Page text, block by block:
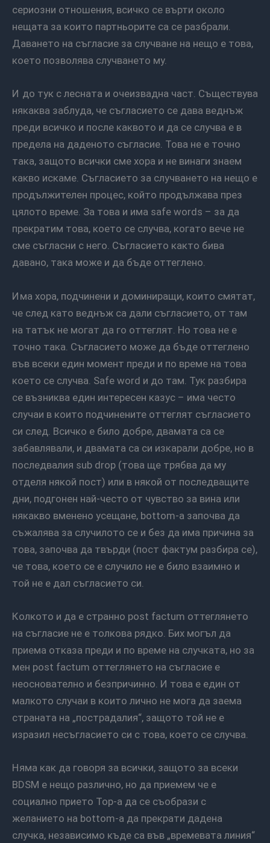
сериозни отношения, всичко се върти около
нещата за които партньорите са се разбрали.
Даването на съгласие за случване на нещо е това,
което позволява случването му.
И до тук с лесната и очеизвадна част. Съществува
някаква заблуда, че съгласието се дава веднъж
преди всичко и после каквото и да се случва е в
предела на даденото съгласие. Това не е точно
така, защото всички сме хора и не винаги знаем
какво искаме. Съгласието за случването на нещо е
продължителен процес, който продължава през
цялото време. За това и има safe words – за да
прекратим това, което се случва, когато вече не
сме съгласни с него. Съгласието както бива
давано, така може и да бъде оттеглено.
Има хора, подчинени и доминиращи, които смятат,
че след като веднъж са дали съгласието, от там
на татък не могат да го оттеглят. Но това не е
точно така. Съгласието може да бъде оттеглено
във всеки един момент преди и по време на това
което се случва. Safe word и до там. Тук разбира
се възниква един интересен казус – има често
случаи в които подчинените оттеглят съгласието
си след. Всичко е било добре, двамата са се
забавлявали, и двамата са си изкарали добре, но в
последвалия sub drop (това ще трябва да му
отделя някой пост) или в някой от последващите
дни, подгонен най-често от чувство за вина или
някакво вменено усещане, bottom-a започва да
съжалява за случилото се и без да има причина за
това, започва да твърди (пост фактум разбира се),
че това, което се е случило не е било взаимно и
той не е дал съгласието си.
Колкото и да е странно post factum оттеглянето
на съгласие не е толкова рядко. Бих могъл да
приема отказа преди и по време на случката, но за
мен post factum оттеглянето на съгласие е
неоснователно и безпричинно. И това е един от
малкото случаи в които лично не мога да заема
страната на „пострадалия“, защото той не е
изразил несъгласието си с това, което се случва.
Няма как да говоря за всички, защото за всеки
BDSM е нещо различно, но да приемем че е
социално прието Top-a да се съобрази с
желанието на bottom-а да прекрати дадена
случка, независимо къде са във „времевата линия“